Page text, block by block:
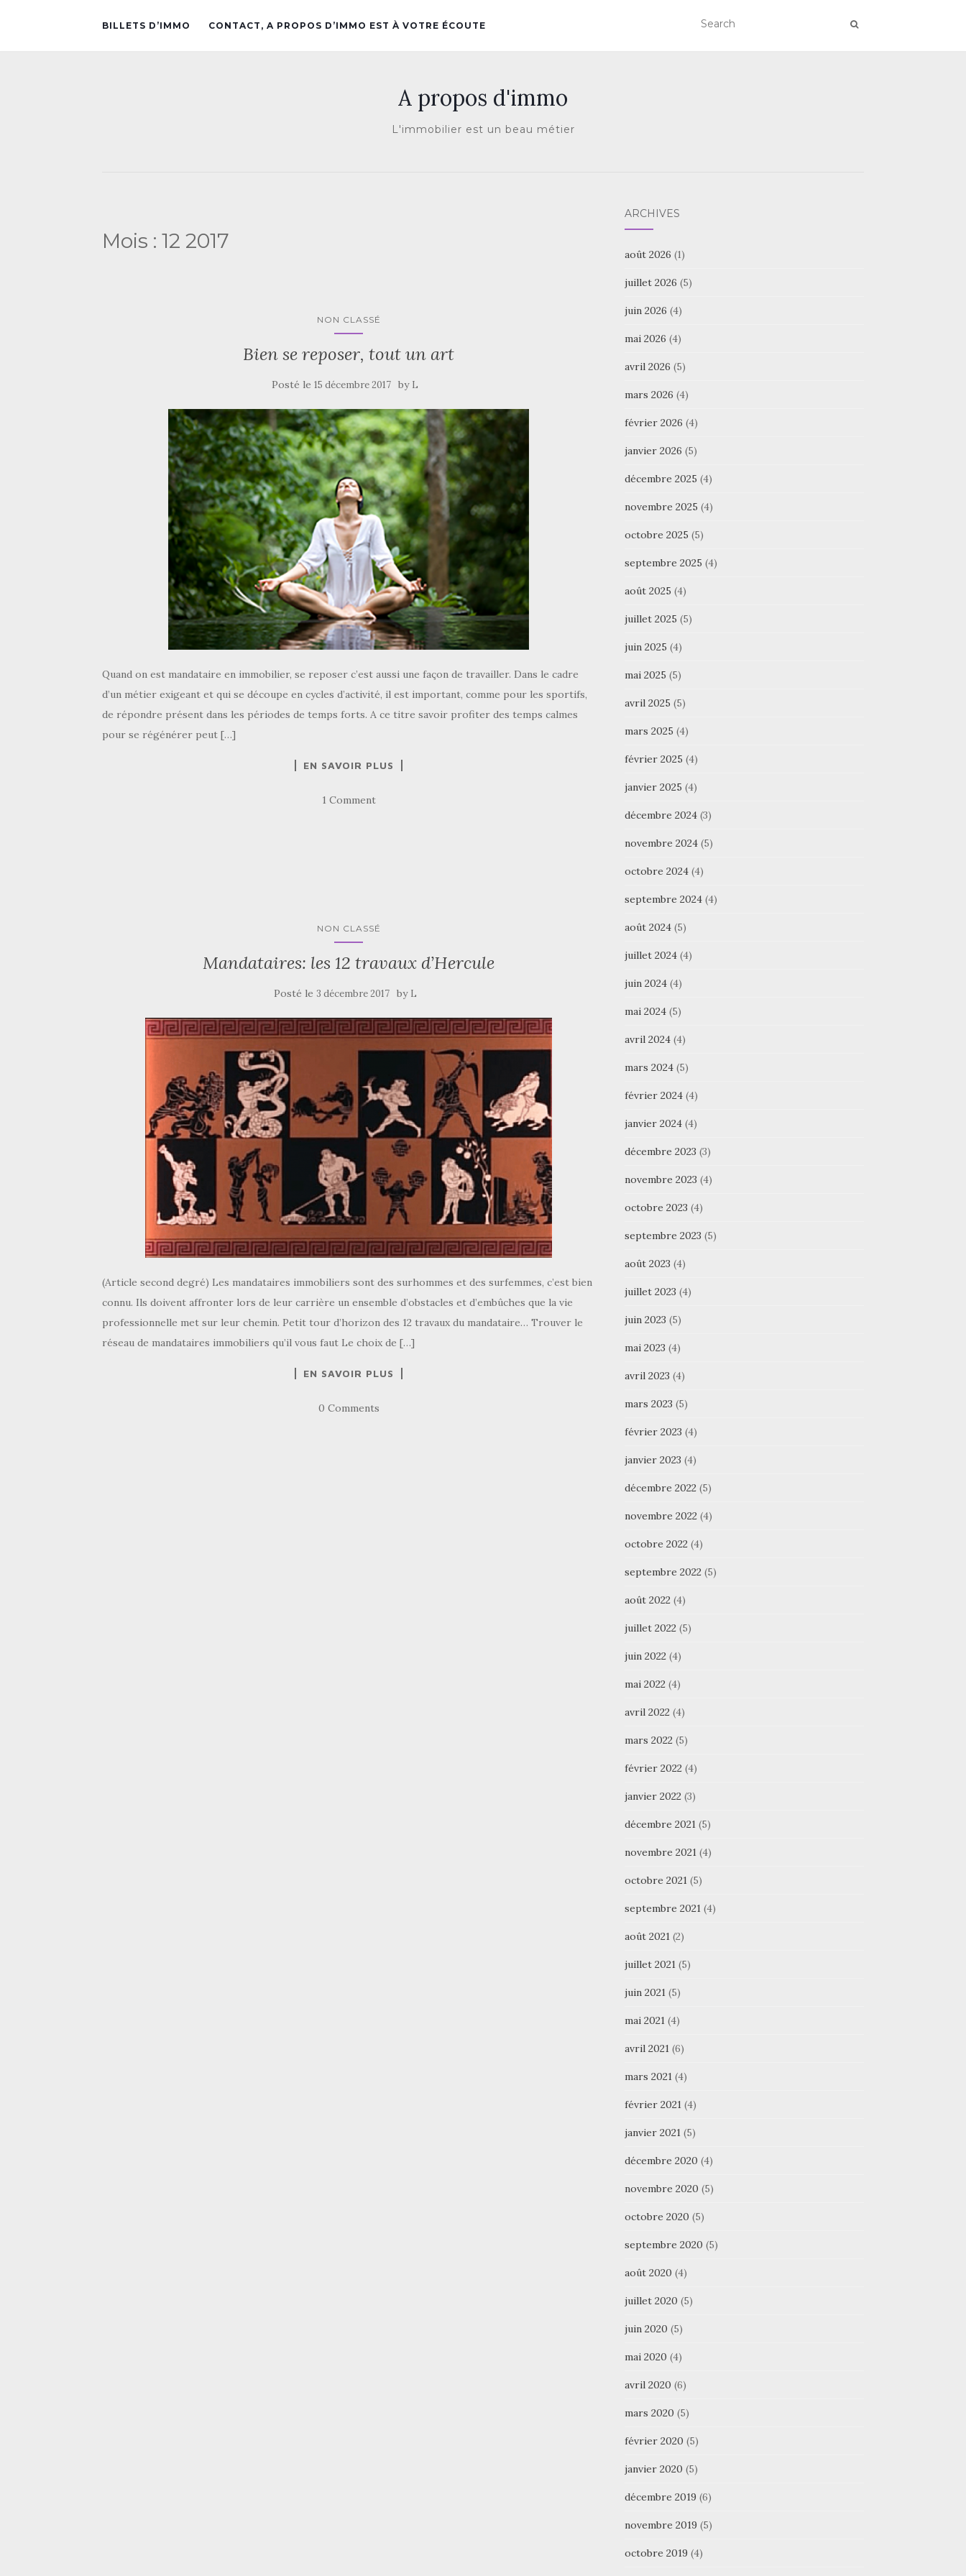
BILLETS D’IMMO CONTACT, A PROPOS D’IMMO EST À VOTRE ÉCOUTE
A propos d'immo
L'immobilier est un beau métier
Mois : 12 2017
NON CLASSÉ
Bien se reposer, tout un art
Posté le15 décembre 2017 by L
Quand on est mandataire en immobilier, se reposer c’est aussi une façon de travailler. Dans le cadre
d’un métier exigeant et qui se découpe en cycles d’activité, il est important, comme pour les sportifs,
de répondre présent dans les périodes de temps forts. A ce titre savoir profiter des temps calmes
pour se régénérer peut […]
EN SAVOIR PLUS
1 Comment
NON CLASSÉ
Mandataires: les 12 travaux d’Hercule
Posté le 3 décembre 2017 by L
(Article second degré) Les mandataires immobiliers sont des surhommes et des surfemmes, c’est bien
connu. Ils doivent affronter lors de leur carrière un ensemble d’obstacles et d’embûches que la vie
professionnelle met sur leur chemin. Petit tour d’horizon des 12 travaux du mandataire… Trouver le
réseau de mandataires immobiliers qu’il vous faut Le choix de […]
EN SAVOIR PLUS
0 Comments
ARCHIVES
août 2026 (1)
juillet 2026 (5)
juin 2026 (4)
mai 2026 (4)
avril 2026 (5)
mars 2026 (4)
février 2026 (4)
janvier 2026 (5)
décembre 2025 (4)
novembre 2025 (4)
octobre 2025 (5)
septembre 2025 (4)
août 2025 (4)
juillet 2025 (5)
juin 2025 (4)
mai 2025 (5)
avril 2025 (5)
mars 2025 (4)
février 2025 (4)
janvier 2025 (4)
décembre 2024(3)
novembre 2024(5)
octobre 2024(4)
septembre 2024(4)
août 2024(5)
juillet 2024(4)
juin 2024(4)
mai 2024(5)
avril 2024(4)
mars 2024(5)
février 2024(4)
janvier 2024(4)
décembre 2023 (3)
novembre 2023 (4)
octobre 2023 (4)
septembre 2023 (5)
août 2023 (4)
juillet 2023 (4)
juin 2023 (5)
mai 2023 (4)
avril 2023 (4)
mars 2023 (5)
février 2023 (4)
janvier 2023 (4)
décembre 2022 (5)
novembre 2022 (4)
octobre 2022 (4)
septembre 2022 (5)
août 2022 (4)
juillet 2022 (5)
juin 2022 (4)
mai 2022 (4)
avril 2022 (4)
mars 2022 (5)
février 2022 (4)
janvier 2022 (3)
décembre 2021(5)
novembre 2021(4)
octobre 2021(5)
septembre 2021(4)
août 2021(2)
juillet 2021(5)
juin 2021(5)
mai 2021(4)
avril 2021(6)
mars 2021(4)
février 2021(4)
janvier 2021(5)
décembre 2020 (4)
novembre 2020 (5)
octobre 2020 (5)
septembre 2020 (5)
août 2020 (4)
juillet 2020 (5)
juin 2020 (5)
mai 2020 (4)
avril 2020 (6)
mars 2020 (5)
février 2020 (5)
janvier 2020 (5)
décembre 2019 (6)
novembre 2019 (5)
octobre 2019 (4)